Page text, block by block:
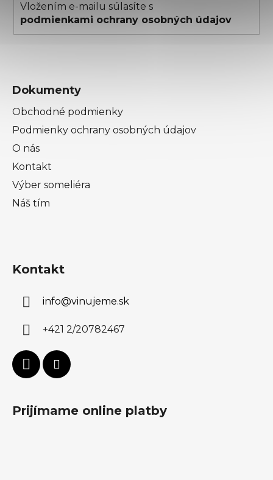
Vložením e-mailu súlasíte s
podmienkami ochrany osobných údajov
Dokumenty
Obchodné podmienky
Podmienky ochrany osobných údajov
O nás
Kontakt
Výber someliéra
Náš tím
Kontakt
info@vinujeme.sk
+421 2/20782467
Prijímame online platby